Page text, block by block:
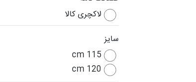
لاکچری کالا
سایز
115 cm
120 cm